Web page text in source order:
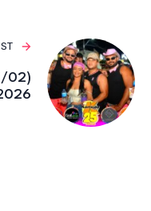
02)